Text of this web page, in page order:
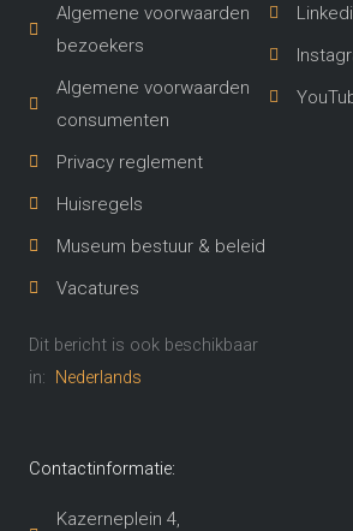
Algemene voorwaarden
bezoekers
Algemene voorwaarden
consumenten
Privacy reglement
Huisregels
Museum bestuur & beleid
Vacatures
Dit bericht is ook beschikbaar
in: Nederlands
Contactinformatie:
Kazerneplein 4,